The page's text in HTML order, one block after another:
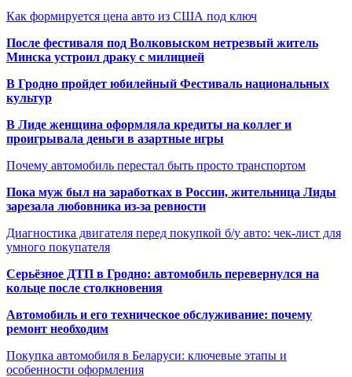
Как формируется цена авто из США под ключ
После фестиваля под Волковыском нетрезвый житель
Минска устроил драку с милицией
В Гродно пройдет юбилейный Фестиваль национальных
культур
В Лиде женщина оформляла кредиты на коллег и
проигрывала деньги в азартные игры
Почему автомобиль перестал быть просто транспортом
Пока муж был на заработках в России, жительница Лиды
зарезала любовника из-за ревности
Диагностика двигателя перед покупкой б/у авто: чек-лист для
умного покупателя
Серьёзное ДТП в Гродно: автомобиль перевернулся на
кольце после столкновения
Автомобиль и его техническое обслуживание: почему
ремонт необходим
Покупка автомобиля в Беларуси: ключевые этапы и
особенности оформления